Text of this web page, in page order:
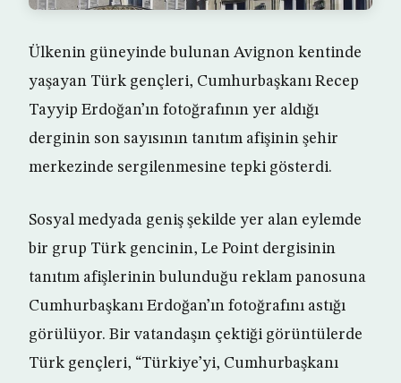
Ülkenin güneyinde bulunan Avignon kentinde
yaşayan Türk gençleri, Cumhurbaşkanı Recep
Tayyip Erdoğan’ın fotoğrafının yer aldığı
derginin son sayısının tanıtım afişinin şehir
merkezinde sergilenmesine tepki gösterdi.
Sosyal medyada geniş şekilde yer alan eylemde
bir grup Türk gencinin, Le Point dergisinin
tanıtım afişlerinin bulunduğu reklam panosuna
Cumhurbaşkanı Erdoğan’ın fotoğrafını astığı
görülüyor. Bir vatandaşın çektiği görüntülerde
Türk gençleri, “Türkiye’yi, Cumhurbaşkanı